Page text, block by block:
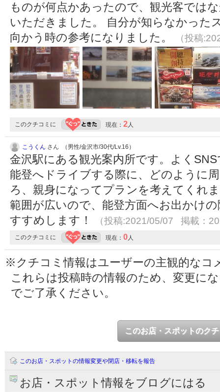
ものが何点かあったので、観光客では
いただきました。 自分が知らなかった
向かう時の参考になりました。
（投稿
このクチコミに 現在： 2人
こうくん さん （男性/金沢市/30代/Lv.16）
金沢駅にある観光案内所です。よく
能登へドライブする際に、どのように
ろ、親身になってプランを考えてくれ
範囲が広いので、能登方面へお出かけ
すすめします！
（投稿:2021/05/07 掲載：
このクチコミに 現在： 0人
※クチコミ情報はユーザーの主観的なコ
これらは投稿時の情報のため、変更に
でご了承ください。
このお店・スポットのク
このお店・スポットの情報変更や閉店・移転を報告
お店・スポット情報をブログにはる